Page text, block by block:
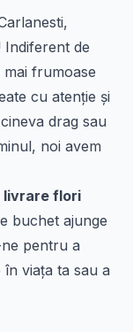
Indiferent de
frumoase
cu atenție și
drag sau
noi avem
livrare flori
buchet ajunge
pentru a
viața ta sau a